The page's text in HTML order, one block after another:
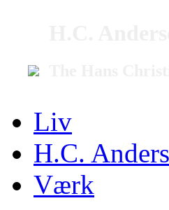
Liv
H.C.
Værk